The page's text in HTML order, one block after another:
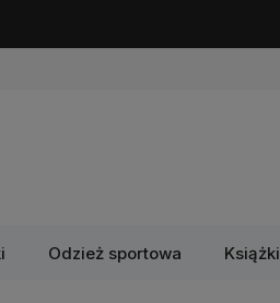
Odzież sportowa Książki